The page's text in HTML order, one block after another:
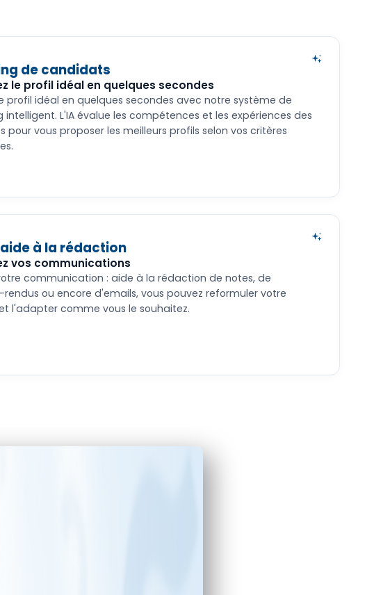
de candidats
le profil idéal en quelques secondes
profil idéal en quelques secondes avec notre système de
L'IA évalue les compétences et les expériences des
pour vous proposer les meilleurs profils selon vos critères
à la rédaction
vos communications
communication : aide à la rédaction de notes, de
ou encore d'emails, vous pouvez reformuler votre
l'adapter comme vous le souhaitez.